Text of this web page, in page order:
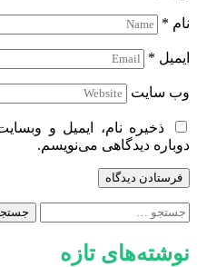
نام *
ایمیل *
وب‌ سایت
ذخیره نام، ایمیل و
دوباره دیدگاهی می‌نویسم.
جستجو
برای:
نوشته‌های تازه